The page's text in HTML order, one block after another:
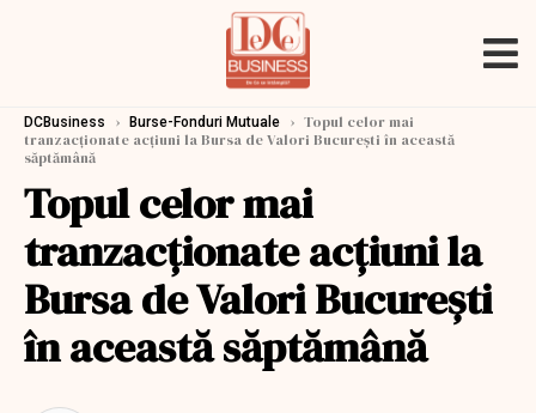
DCBusiness › Burse-Fonduri Mutuale › Topul celor mai
tranzacționate acțiuni la Bursa de Valori București în această
săptămână
Topul celor mai
tranzacționate acțiuni la
Bursa de Valori București
în această săptămână